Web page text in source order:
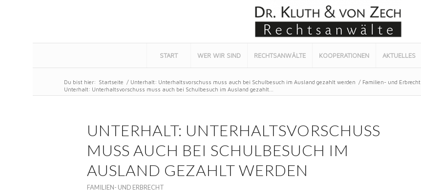
START WER WIR SIND RECHTSANWÄLTE KOOPERATIONEN AKTUELLES
Du bist hier: Startseite / Unterhalt: Unterhaltsvorschuss muss auch bei Schulbesuch im Ausland gezahlt werden / Familien- und Erbrecht
Unterhalt: Unterhaltsvorschuss muss auch bei Schulbesuch im Ausland gezahlt...
UNTERHALT: UNTERHALTSVORSCHUSS
MUSS AUCH BEI SCHULBESUCH IM
AUSLAND GEZAHLT WERDEN
FAMILIEN- UND ERBRECHT